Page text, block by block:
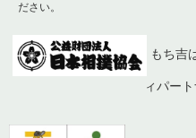
ださい。
もち吉
ィパート